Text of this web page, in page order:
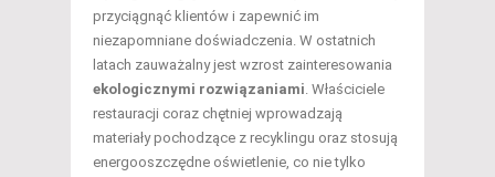
przyciągnąć klientów i zapewnić im
niezapomniane doświadczenia. W ostatnich
latach zauważalny jest wzrost zainteresowania
ekologicznymi rozwiązaniami. Właściciele
restauracji coraz chętniej wprowadzają
materiały pochodzące z recyklingu oraz stosują
energooszczędne oświetlenie, co nie tylko